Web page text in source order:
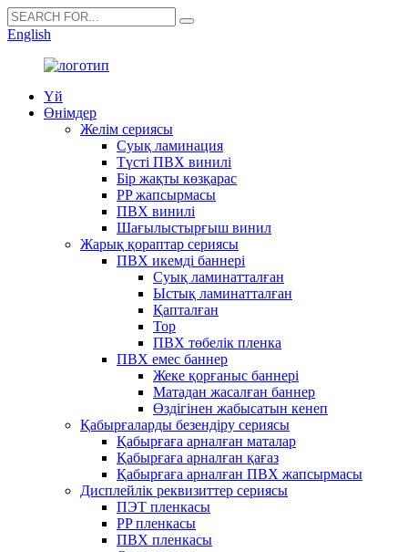
English
Үй
Өнімдер
Желім сериясы
Суық ламинация
Түсті ПВХ винилі
Бір жақты көзқарас
PP жапсырмасы
ПВХ винилі
Шағылыстырғыш винил
Жарық қораптар сериясы
ПВХ икемді баннері
Суық ламинатталған
Ыстық ламинатталған
Қапталған
Тор
ПВХ төбелік пленка
ПВХ емес баннер
Жеке қорғаныс баннері
Матадан жасалған баннер
Өздігінен жабысатын кенеп
Қабырғаларды безендіру сериясы
Қабырғаға арналған маталар
Қабырғаға арналған қағаз
Қабырғаға арналған ПВХ жапсырмасы
Дисплейлік реквизиттер сериясы
ПЭТ пленкасы
PP пленкасы
ПВХ пленкасы